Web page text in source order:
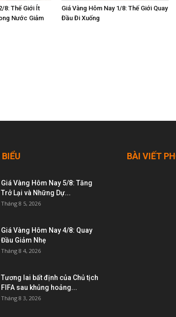
8: Thế Giới Ít
Nước Giảm
Giá Vàng Hôm Nay 1/8: Thế Giới Quay
Đầu Đi Xuống
Giá Vàng Hôm Nay 5/8: Tăng
Trở Lại và Những Dự...
Tháng 8 5, 2026
Giá Vàng Hôm Nay 4/8: Quay
Đầu Giảm Nhẹ
Tháng 8 4, 2026
Tương lai bất định của Chủ tịch
FIFA sau khủng hoảng...
Tháng 8 3, 2026
BÀI VIẾT